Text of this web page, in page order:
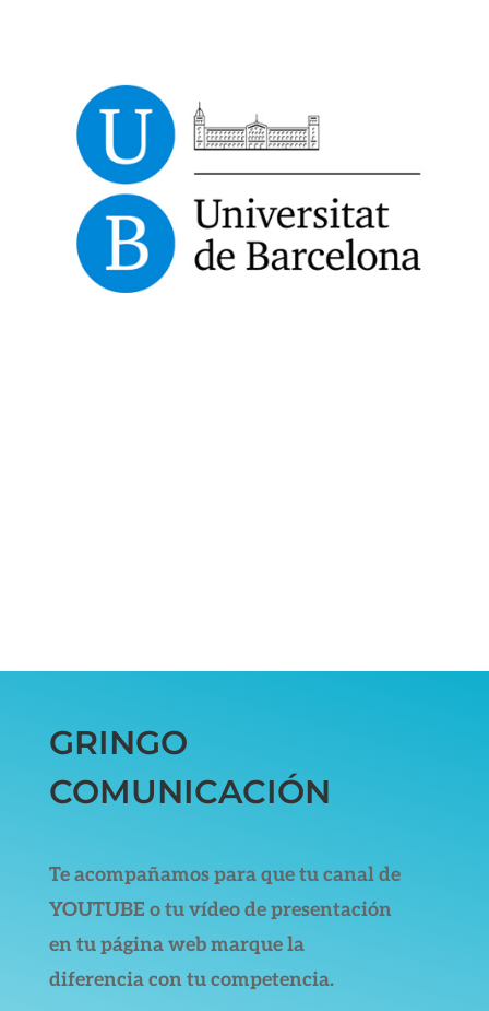
GRINGO
COMUNICACIÓN
Te acompañamos para que tu canal de
YOUTUBE o tu vídeo de presentación
en tu página web marque la
diferencia con tu competencia.